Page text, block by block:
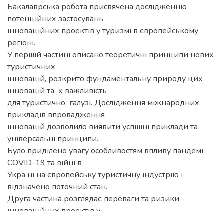
Бакалаврська робота присвячена дослідженню
потенційних застосувань
інноваційних проектів у туризмі в європейському
регіоні.
У першій частині описано теоретичні принципи нових
туристичних
інновацій, розкрито фундаментальну природу цих
інновацій та їх важливість
для туристичної галузі. Дослідження міжнародних
прикладів впровадження
інновацій дозволило виявити успішні приклади та
універсальні принципи.
Було приділено увагу особливостям впливу пандемії
COVID-19 та війні в
Україні на європейську туристичну індустрію і
відзначено поточний стан.
Друга частина розглядає переваги та ризики